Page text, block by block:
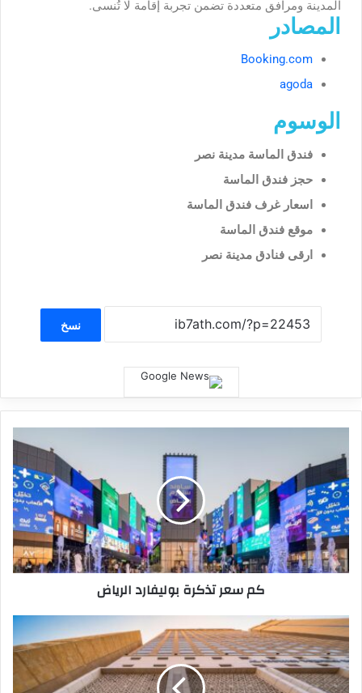
المدينة ومرافق متعددة تضمن تجربة إقامة لا تُنسى.
المصادر
Booking.com
agoda
الوسوم
فندق الماسة مدينة نصر
حجز فندق الماسة
اسعار غرف فندق الماسة
موقع فندق الماسة
ارقى فنادق مدينة نصر
نسخ
كم سعر تذكرة بوليفارد الرياض